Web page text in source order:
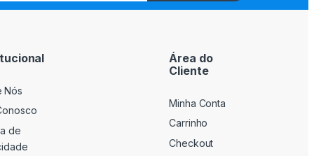
Nós
de
Área do
Cliente
Minha Conta
Carrinho
Checkout